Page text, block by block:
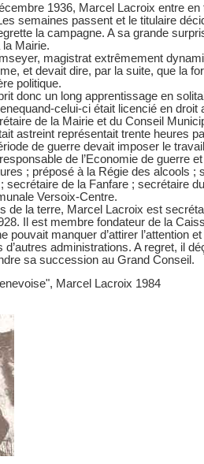
1936, Marcel Lacroix entre
semaines passent et le titulaire
la campagne. A sa grande
la Mairie.
magistrat extrêmement
et devait dire, par la suite, que la
politique.
donc un long apprentissage en
celui-ci était licencié en
de la Mairie et du Conseil
astreint représentait trente heures
de guerre devait imposer le
de l’Economie de guerre
; préposé à la Régie des alcools ;
; secrétaire de la Fanfare ; secrétaire
Versoix-Centre.
de la terre, Marcel Lacroix est
Il est membre fondateur de la
pouvait manquer d’attirer l’attention
d’autres administrations. A regret, il
sa succession au Grand Conseil.
Marcel Lacroix 1984